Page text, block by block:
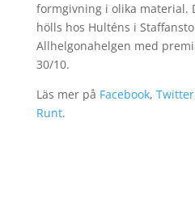
formgivning i olika material.
hölls hos Hulténs i
Allhelgonahelgen med
30/10.
Läs mer på Facebook, Twitter
Runt.